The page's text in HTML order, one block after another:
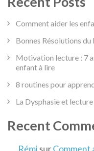
Comment aider les
Bonnes Résolutions du
Motivation lecture : 7
enfant à lire
8 routines pour
La Dysphasie et lecture
Recent
Rémi surComment